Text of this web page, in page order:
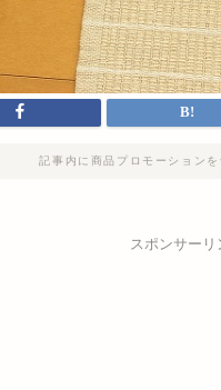
記事内に商品プロモーション
スポンサーリ